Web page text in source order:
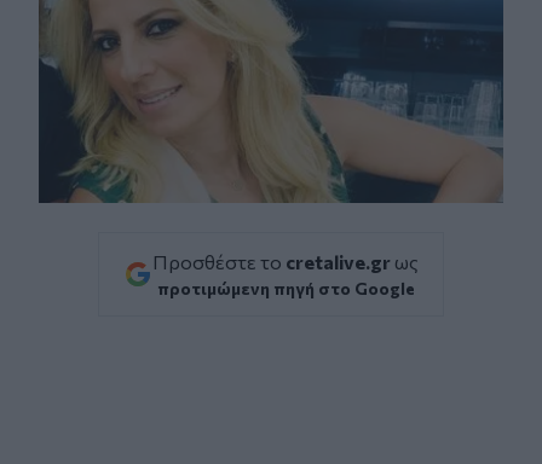
Προσθέστε το cretalive.gr ως
προτιμώμενη πηγή στο Google